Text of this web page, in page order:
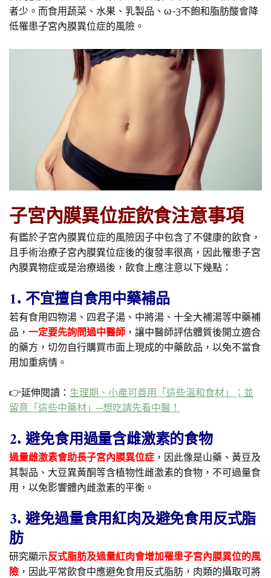
者少。而食用蔬菜、水果、乳製品、ω-3不飽和脂肪酸會降
低罹患子宮內膜異位症的風險。
子宮內膜異位症飲食注意事項
有鑑於子宮內膜異位症的風險因子中包含了不健康的飲食，
且手術治療子宮內膜異位症後的復發率很高，因此罹患子宮
內膜異物症或是治療過後，飲食上應注意以下幾點：
1. 不宜擅自食用中藥補品
若有食用四物湯、四君子湯、中將湯、十全大補湯等中藥補
品， 一定要先詢問過中醫師 ，讓中醫師評估體質後開立適合
的藥方，切勿自行購買市面上現成的中藥飲品，以免不當食
用加重病情。
👉延伸閱讀： 生理期、小產可善用「這些溫和食材」；並
留意「這些中藥材」─想吃請先看中醫！
2. 避免食用過量含雌激素的食物
過量雌激素會助長子宮內膜異位症 ，因此像是山藥、黃豆及
其製品、大豆異黃酮等含植物性雌激素的食物，不可過量食
用，以免影響體內雌激素的平衡。
3. 避免過量食用紅肉及避免食用反式脂
肪
研究顯示反式脂肪及過量紅肉會增加罹患子宮內膜異位的風
險 ，因此平常飲食中應避免食用反式脂肪，肉類的攝取可將